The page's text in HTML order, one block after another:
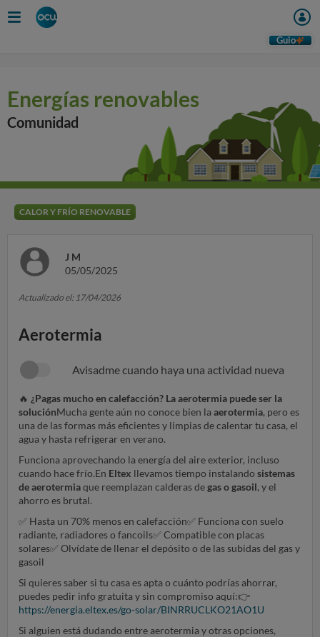
Guio
Energías renovables
Comunidad
CALOR Y FRÍO RENOVABLE
J M
05/05/2025
Actualizado el: 17/04/2026
Aerotermia
Avisadme cuando haya una actividad nueva
🔥 ¿Pagas mucho en calefacción? La aerotermia puede ser la
soluciónMucha gente aún no conoce bien la aerotermia, pero es
una de las formas más eficientes y limpias de calentar tu casa, el
agua y hasta refrigerar en verano.
Funciona aprovechando la energía del aire exterior, incluso
cuando hace frío.En Eltex llevamos tiempo instalando sistemas
de aerotermiaque reemplazan calderas degas o gasoil, y el
ahorro es brutal.
✅ Hasta un 70% menos en calefacción✅ Funciona con suelo
radiante, radiadores o fancoils✅Compatible con placas
solares✅Olvídate de llenar el depósito o de las subidas del gas y
gasoil
Si quieres saber si tu casa es apta o cuánto podrías ahorrar,
puedes pedir info gratuita y sin compromiso aquí:👉
https://energia.eltex.es/go-solar/BINRRUCLKO21AO1U
Si alguien está dudando entre aerotermia y otras opciones,